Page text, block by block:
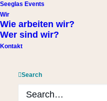
Seeglas Events
Wir
Wie arbeiten wir?
Wer sind wir?
Kontakt
Search
Start
Schlüsselanhänger
Schlüsselanhänger aus
Treibholz mit
Hühnergott